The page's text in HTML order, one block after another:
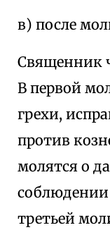
в) после
Священник
В первой
грехи,
против
молятся о
третьей